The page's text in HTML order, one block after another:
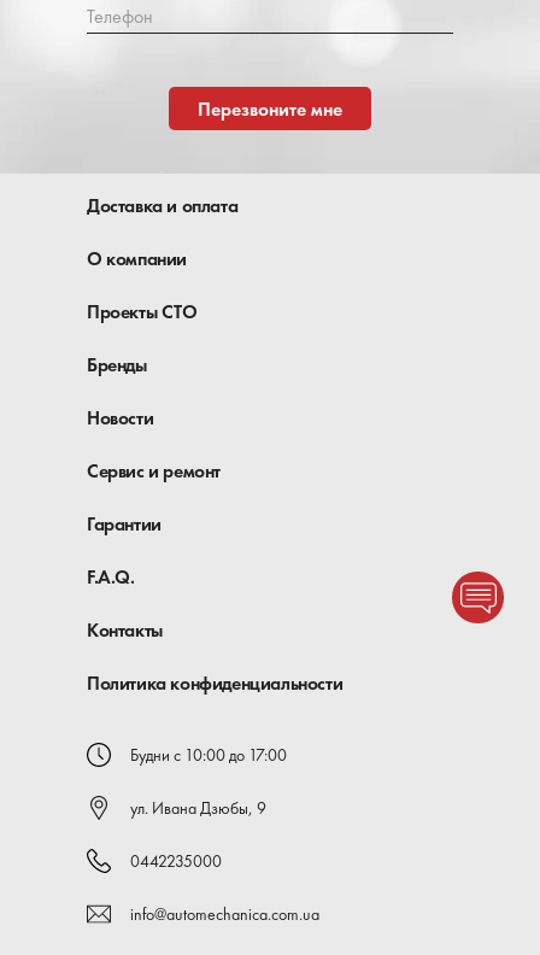
Телефон
Перезвоните мне
Доставка и оплата
О компании
Проекты СТО
Бренды
Новости
Сервис и ремонт
Гарантии
F.A.Q.
Контакты
Политика конфиденциальности
Будни с 10:00 до 17:00
ул. Ивана Дзюбы, 9
0442235000
info@automechanica.com.ua